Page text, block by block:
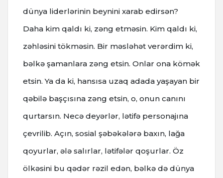
dünya liderlərinin beynini xarab edirsən?
Daha kim qaldı ki, zəng etməsin. Kim qaldı ki,
zəhləsini tökməsin. Bir məsləhət verərdim ki,
bəlkə şamanlara zəng etsin. Onlar ona kömək
etsin. Ya da ki, hansısa uzaq adada yaşayan bir
qəbilə başçısına zəng etsin, o, onun canını
qurtarsın. Necə deyərlər, lətifə personajına
çevrilib. Açın, sosial şəbəkələrə baxın, lağa
qoyurlar, ələ salırlar, lətifələr qoşurlar. Öz
ölkəsini bu qədər rəzil edən, bəlkə də dünya